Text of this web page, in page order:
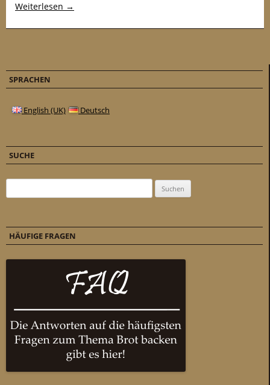
Weiterlesen →
SPRACHEN
English (UK) Deutsch
SUCHE
HÄUFIGE FRAGEN